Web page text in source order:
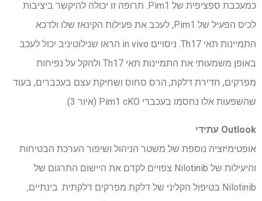
כמעכבת ספציפית של Pim1. תרופה זו יכולה להיקשר ביציבות
לכיס הפעיל של Pim1, לעכב את פעילות הקינאז שלו ולדכא
התמיינות תאי Th17. ניסויים in vivo הראו שנילוטיניב יכול לעכב
באופן משמעותי את התמיינות תאי Th17 ולהקל על נפיחות
מפרקים, חדירת דלקת, הרס סחוס ושחיקת עצם בעכברים, בעוד
שהשפעות אלו נחסמו בעכברי Pim1 cKO (איור 3).
Outlook עתידי
אופטימיזציה נוספת של משטר הניהול ושיפור הערכת הבטיחות
והיעילות של Nilotinib צפויים לקדם את היישום התרגום של
Nilotinib בטיפול הקליני של דלקת מפרקים דלקתית. בינתיים,